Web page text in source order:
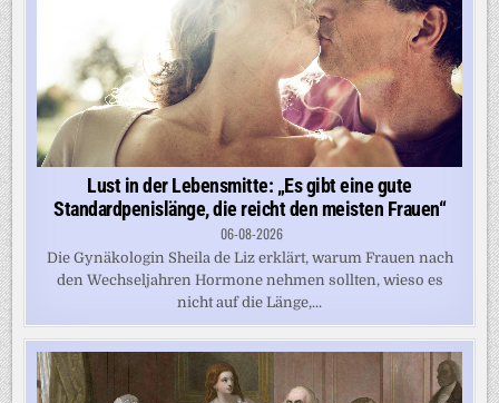
Lust in der Lebensmitte: „Es gibt eine gute
Standardpenislänge, die reicht den meisten Frauen“
06-08-2026
Die Gynäkologin Sheila de Liz erklärt, warum Frauen nach
den Wechseljahren Hormone nehmen sollten, wieso es
nicht auf die Länge,...